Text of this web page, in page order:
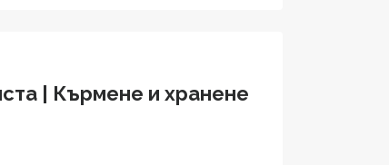
| Кърмене и хранене